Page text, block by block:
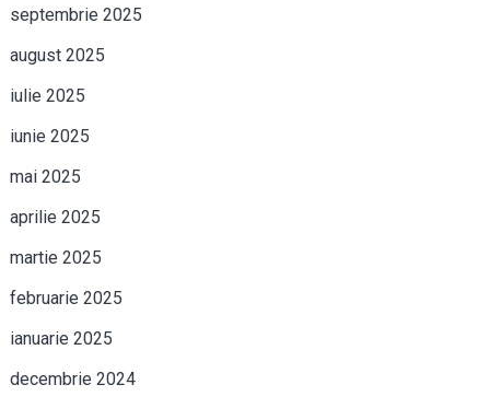
septembrie 2025
august 2025
iulie 2025
iunie 2025
mai 2025
aprilie 2025
martie 2025
februarie 2025
ianuarie 2025
decembrie 2024